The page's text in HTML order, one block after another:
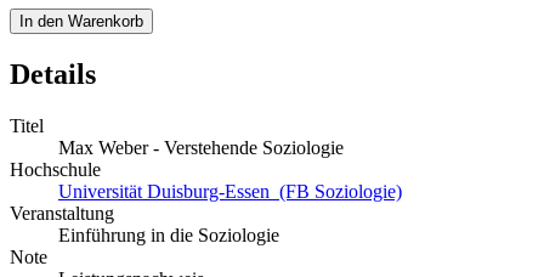
In den Warenkorb
Details
Titel
Max Weber - Verstehende Soziologie
Hochschule
Universität Duisburg-Essen (FB Soziologie)
Veranstaltung
Einführung in die Soziologie
Note